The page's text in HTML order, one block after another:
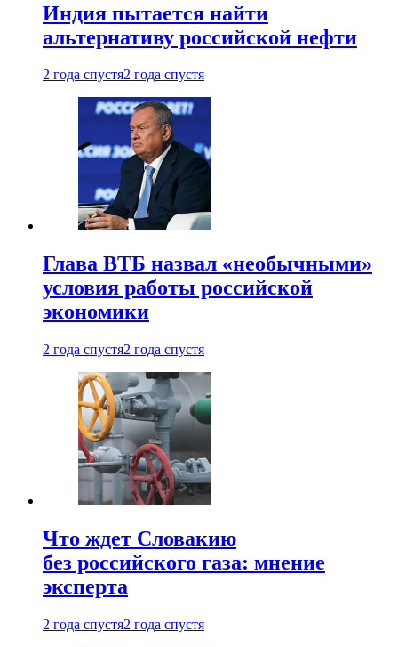
Индия пытается найти
альтернативу российской нефти
2 года спустя2 года спустя
Глава ВТБ назвал «необычными»
условия работы российской
экономики
2 года спустя2 года спустя
Что ждет Словакию
без российского газа: мнение
эксперта
2 года спустя2 года спустя